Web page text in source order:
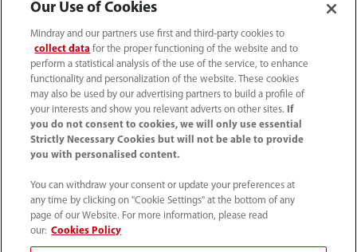
52 55 5661 9450
Condiciones de uso｜Mapa del sitio｜Aviso cookies
Aviso de privacidad
Our Use of Cookies
Mindray and our partners use first and third-party cookies to
collect data for the proper functioning of the website and to
perform a statistical analysis of the use of the service, to enhance
functionality and personalization of the website. These cookies
may also be used by our advertising partners to build a profile of
your interests and show you relevant adverts on other sites.
If
you do not consent to cookies, we will only use essential
Strictly Necessary Cookies but will not be able to provide
you with personalised content.
You can withdraw your consent or update your preferences at
any time by clicking on "Cookie Settings" at the bottom of any
page of our Website. For more information, please read
our: Cookies Policy